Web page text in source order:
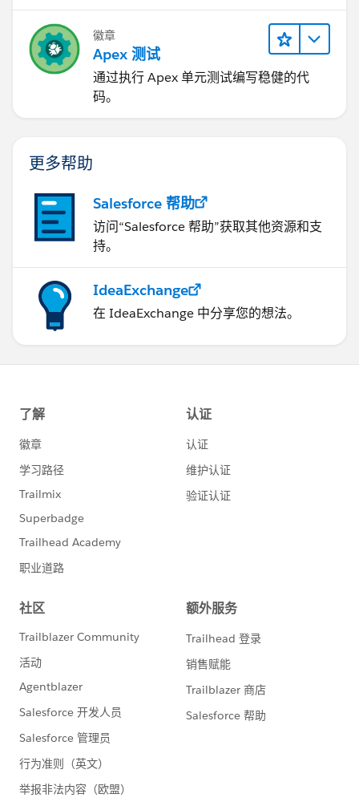
徽章
Apex 测试
通过执行 Apex 单元测试编写稳健的代
码。
更多帮助
Salesforce 帮助
访问“Salesforce 帮助”获取其他资源和支
持。
IdeaExchange
在 IdeaExchange 中分享您的想法。